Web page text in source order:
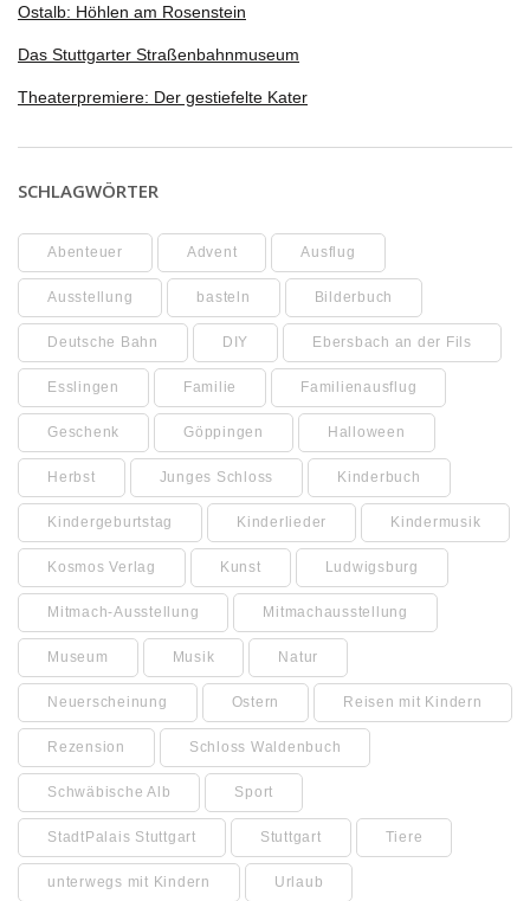
Ostalb: Höhlen am Rosenstein
Das Stuttgarter Straßenbahnmuseum
Theaterpremiere: Der gestiefelte Kater
SCHLAGWÖRTER
Abenteuer Advent Ausflug
Ausstellung basteln Bilderbuch
Deutsche Bahn DIY Ebersbach an der Fils
Esslingen Familie Familienausflug
Geschenk Göppingen Halloween
Herbst Junges Schloss Kinderbuch
Kindergeburtstag Kinderlieder Kindermusik
Kosmos Verlag Kunst Ludwigsburg
Mitmach-Ausstellung Mitmachausstellung
Museum Musik Natur
Neuerscheinung Ostern Reisen mit Kindern
Rezension Schloss Waldenbuch
Schwäbische Alb Sport
StadtPalais Stuttgart Stuttgart Tiere
unterwegs mit Kindern Urlaub